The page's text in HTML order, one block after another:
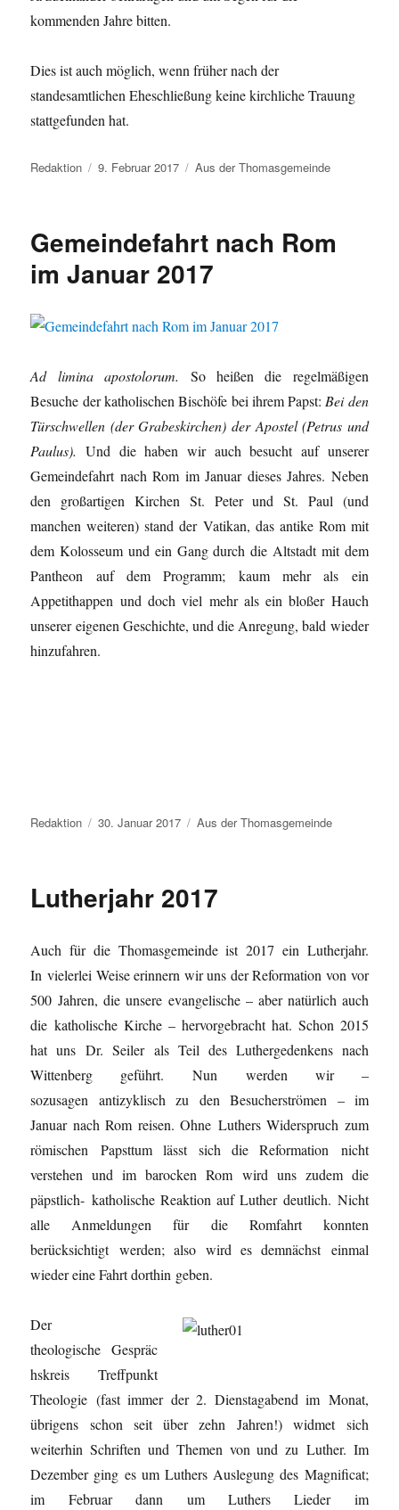
kommenden Jahre bitten.
Dies ist auch möglich, wenn früher nach der
standesamtlichen Eheschließung keine kirchliche Trauung
stattgefunden hat.
Autor
Redaktion
Veröffentlicht
9. Februar 2017 Kategorien
Aus der Thomasgemeinde
Gemeindefahrt nach Rom
im Januar 2017
Ad limina apostolorum. So heißen die regelmäßigen
Besuche der katholischen Bischöfe bei ihrem Papst:Bei den
Türschwellen (der Grabeskirchen) der Apostel (Petrus und
Paulus).Und die haben wir auch besucht auf unserer
Gemeindefahrt nach Rom im Januar dieses Jahres. Neben
den großartigen Kirchen St. Peter und St. Paul (und
manchen weiteren) stand der Vatikan, das antike Rom mit
dem Kolosseum und ein Gang durch die Altstadt mit dem
Pantheon auf dem Programm; kaum mehr als ein
Appetithappen und doch viel mehr als ein bloßer Hauch
unserer eigenen Geschichte, und die Anregung, bald wieder
hinzufahren.
Autor
Redaktion
Veröffentlicht
30. Januar 2017 Kategorien
Aus der Thomasgemeinde
Lutherjahr 2017
Auch für die Thomasgemeinde ist 2017 ein Lutherjahr.
In vielerlei Weise erinnern wir uns der Reformation von vor
500 Jahren, die unsere evangelische – aber natürlich auch
die katholische Kirche – hervorgebracht hat. Schon 2015
hat uns Dr. Seiler als Teil des Luthergedenkens nach
Wittenberg geführt. Nun werden wir –
sozusagen antizyklisch zu den Besucherströmen – im
Januar nach Rom reisen. Ohne Luthers Widerspruch zum
römischen Papsttum lässt sich die Reformation nicht
verstehen und im barocken Rom wird uns zudem die
päpstlich- katholische Reaktion auf Luther deutlich. Nicht
alle Anmeldungen für die Romfahrt konnten
berücksichtigt werden; also wird es demnächst einmal
wieder eine Fahrt dorthin geben.
Der
theologische Gespräc
hskreis Treffpunkt
Theologie (fast immer der 2. Dienstagabend im Monat,
übrigens schon seit über zehn Jahren!) widmet sich
weiterhin Schriften und Themen von und zu Luther. Im
Dezember ging es um Luthers Auslegung des Magnificat;
im Februar dann um Luthers Lieder im